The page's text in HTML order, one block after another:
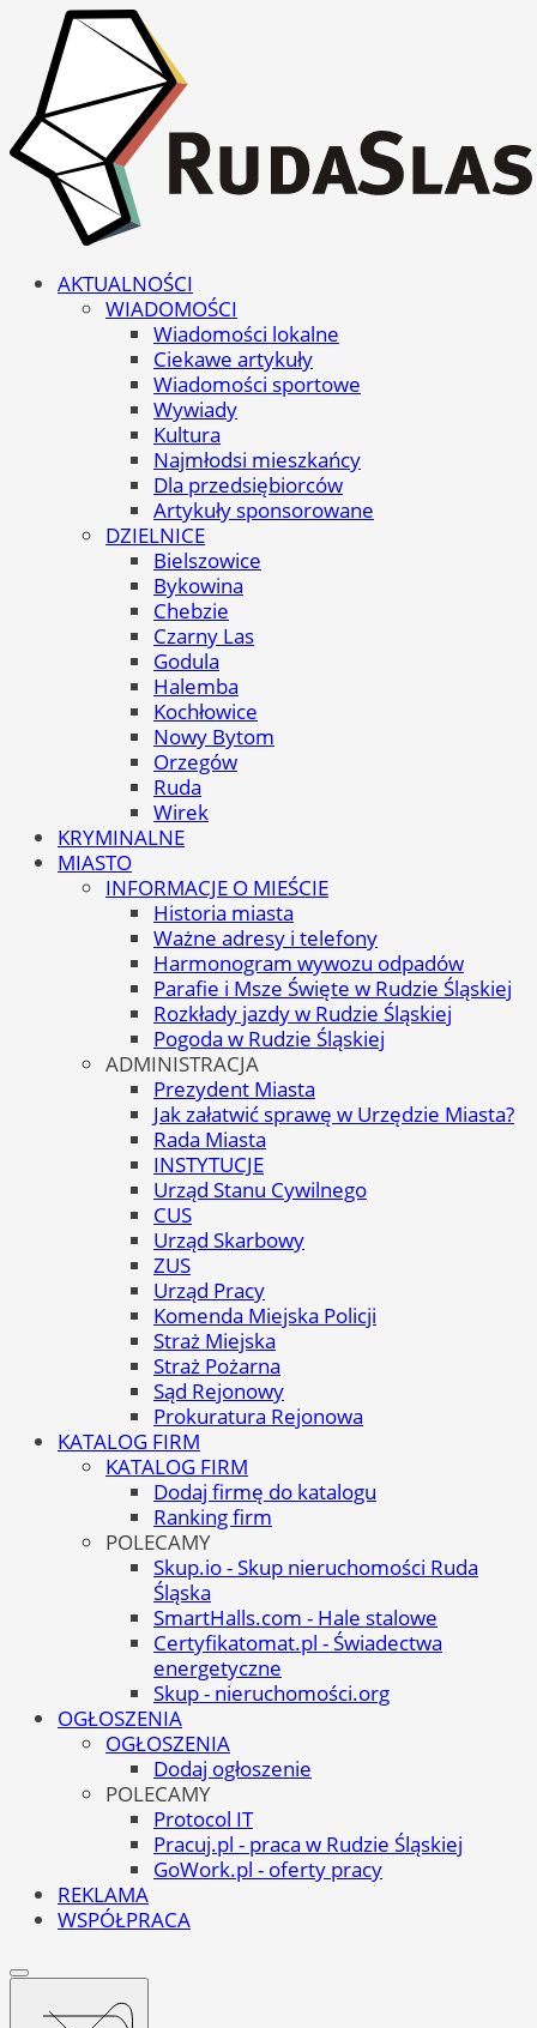
AKTUALNOŚCI
WIADOMOŚCI
Wiadomości lokalne
Ciekawe artykuły
Wiadomości sportowe
Wywiady
Kultura
Najmłodsi mieszkańcy
Dla przedsiębiorców
Artykuły sponsorowane
DZIELNICE
Bielszowice
Bykowina
Chebzie
Czarny Las
Godula
Halemba
Kochłowice
Nowy Bytom
Orzegów
Ruda
Wirek
KRYMINALNE
MIASTO
INFORMACJE O MIEŚCIE
Historia miasta
Ważne adresy i telefony
Harmonogram wywozu odpadów
Parafie i Msze Święte w Rudzie Śląskiej
Rozkłady jazdy w Rudzie Śląskiej
Pogoda w Rudzie Śląskiej
ADMINISTRACJA
Prezydent Miasta
Jak załatwić sprawę w Urzędzie Miasta?
Rada Miasta
INSTYTUCJE
Urząd Stanu Cywilnego
CUS
Urząd Skarbowy
ZUS
Urząd Pracy
Komenda Miejska Policji
Straż Miejska
Straż Pożarna
Sąd Rejonowy
Prokuratura Rejonowa
KATALOG FIRM
KATALOG FIRM
Dodaj firmę do katalogu
Ranking firm
POLECAMY
Skup.io - Skup nieruchomości Ruda
Śląska
SmartHalls.com - Hale stalowe
Certyfikatomat.pl - Świadectwa
energetyczne
Skup - nieruchomości.org
OGŁOSZENIA
OGŁOSZENIA
Dodaj ogłoszenie
POLECAMY
Protocol IT
Pracuj.pl - praca w Rudzie Śląskiej
GoWork.pl - oferty pracy
REKLAMA
WSPÓŁPRACA